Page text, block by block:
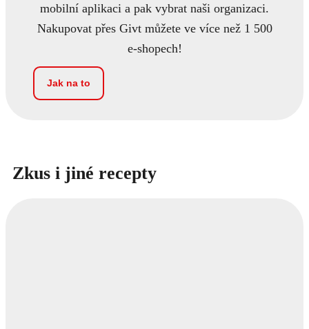
mobilní aplikaci a pak vybrat naši organizaci.
Nakupovat přes Givt můžete ve více než 1 500
e-shopech!
Jak na to
Zkus i jiné recepty